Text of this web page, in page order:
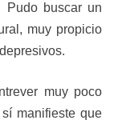
Pudo buscar un
muy propicio
muy poco
manifieste que